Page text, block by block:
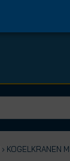
› KOGELKRANEN